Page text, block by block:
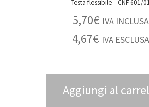
Testa flessibile – CNF 601/01
5,70€ IVA INCLUSA
4,67€ IVA ESCLUSA
Aggiungi al